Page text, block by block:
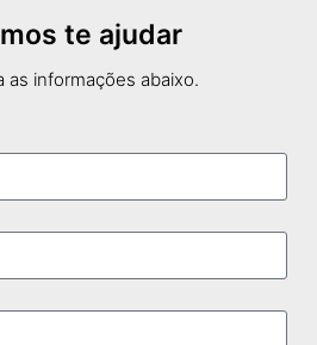
te ajudar
as informações abaixo.